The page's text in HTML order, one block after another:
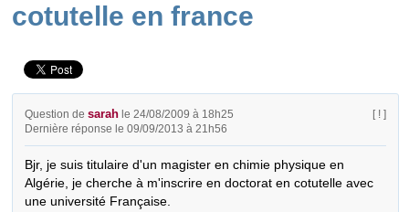
cotutelle en france
Question desarah le 24/08/2009 à 18h25
Dernière réponse le 09/09/2013 à 21h56
[ ! ]
Bjr, je suis titulaire d'un magister en chimie physique en
Algérie, je cherche à m'inscrire en doctorat en cotutelle avec
une université Française.